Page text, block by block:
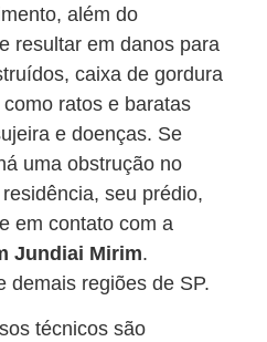
além do
resultar em danos para
caixa de gordura
ratos e baratas
e doenças. Se
uma obstrução no
seu prédio,
em contato com a
Jundiai Mirim.
demais regiões de SP.
técnicos são